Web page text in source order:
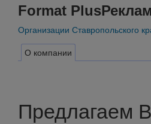
Format
Организации Ставропольского
О компании
Предлагаем